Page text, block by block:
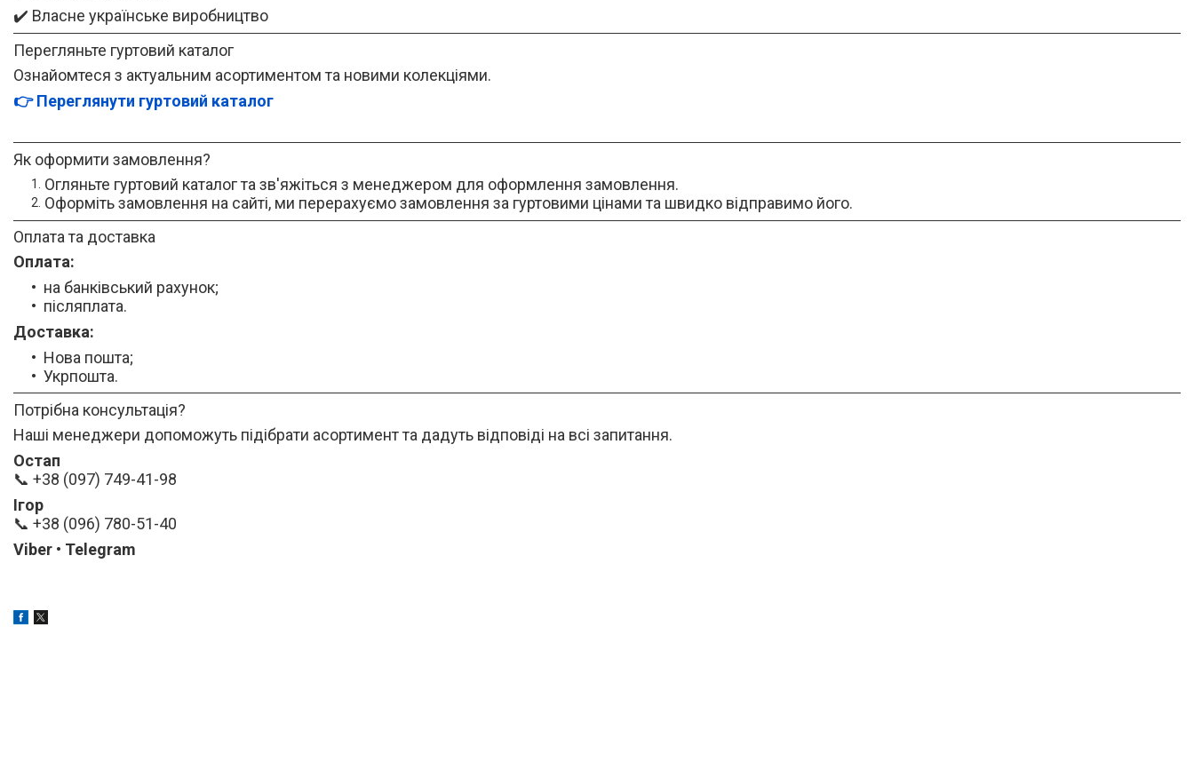
✔️ Власне українське виробництво
Перегляньте гуртовий каталог
Ознайомтеся з актуальним асортиментом та новими колекціями.
👉 Переглянути гуртовий каталог
Як оформити замовлення?
Огляньте гуртовий каталог та зв'яжіться з менеджером для оформлення замовлення.
Оформіть замовлення на сайті, ми перерахуємо замовлення за гуртовими цінами та швидко відправимо його.
Оплата та доставка
Оплата:
на банківський рахунок;
післяплата.
Доставка:
Нова пошта;
Укрпошта.
Потрібна консультація?
Наші менеджери допоможуть підібрати асортимент та дадуть відповіді на всі запитання.
Остап
📞 +38 (097) 749-41-98
Ігор
📞 +38 (096) 780-51-40
Viber • Telegram